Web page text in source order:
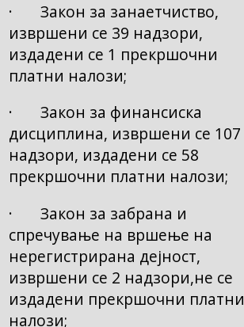
· Закон за занаетчиство,
извршени се 39 надзори,
издадени се 1 прекршочни
платни налози;
· Закон за финансиска
дисциплина, извршени се 107
надзори, издадени се 58
прекршочни платни налози;
· Закон за забрана и
спречување на вршење на
нерегистрирана дејност,
извршени се 2 надзори,не се
издадени прекршочни платни
налози;